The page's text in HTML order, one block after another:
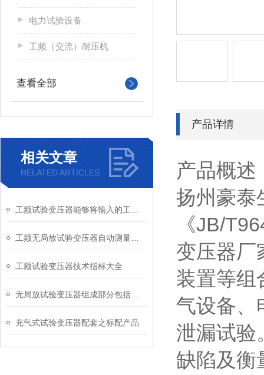
电力试验设备
工频（交流）耐压机
查看全部
相关文章
RELATED ARTICLES
工频试验变压器技术指标大全
充气式试验变压器配套之标配产品
产品详情
产品概述
扬州豪泰
《JB/
变压器厂
装置等组
气设备、
泄漏试验
缺陷及衡